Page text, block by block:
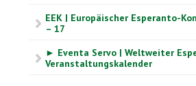
EEK | Europäischer Esperanto-
– 17
► Eventa Servo | Weltweiter
Veranstaltungskalender